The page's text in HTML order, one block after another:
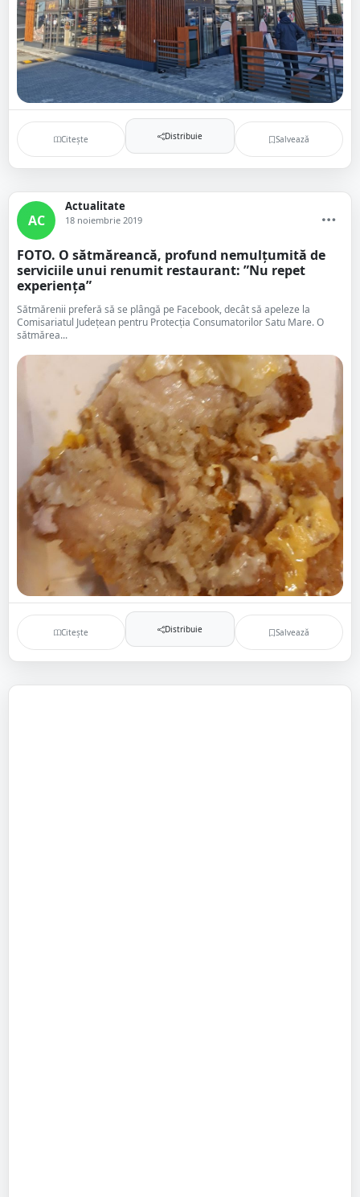
Citește Distribuie Salvează
AC
Actualitate
18 noiembrie 2019
FOTO. O sătmăreancă, profund nemulțumită de
serviciile unui renumit restaurant: ”Nu repet
experiența”
Sătmărenii preferă să se plângă pe Facebook, decât să apeleze la
Comisariatul Județean pentru Protecția Consumatorilor Satu Mare. O
sătmărea...
Citește Distribuie Salvează